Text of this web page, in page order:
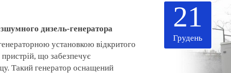
дизель-генератора
установкою відкритого
що забезпечує
Такий генератор оснащений
21
Грудень